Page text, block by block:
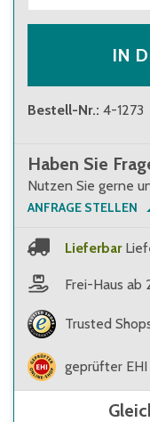
IN
Bestell-Nr.: 4-1273
Haben Sie
Nutzen Sie gerne
ANFRAGE STELLEN
Lieferbar
Frei-Haus
Trusted
geprüfter